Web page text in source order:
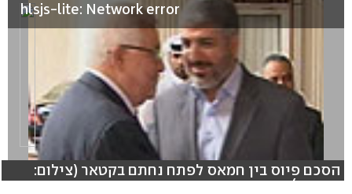
hlsjs-lite: Network error
הסכם פיוס בין חמאס לפתח נחתם בקטאר (צילום:
רויטרס)